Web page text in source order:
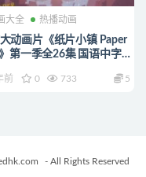
大全 热播动画
动画片《纸片小镇 Paper
第一季全26集 国语中字
载
前 0 733 5
- All Rights Reserved